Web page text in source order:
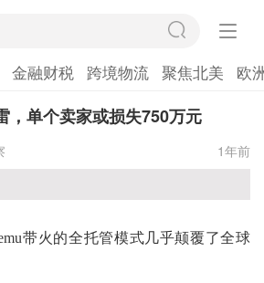
金融财税 跨境物流 聚焦北美 欧
，单个卖家或损失750万元
1年前
带火的全托管模式几乎颠覆了全球